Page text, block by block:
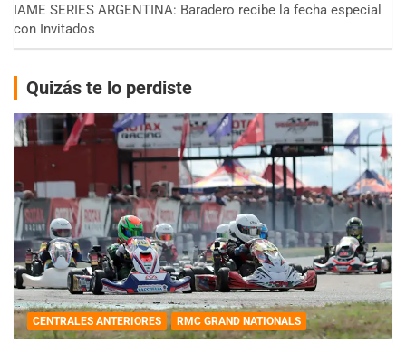
IAME SERIES ARGENTINA: Baradero recibe la fecha especial
con Invitados
Quizás te lo perdiste
CENTRALES ANTERIORES RMC GRAND NATIONALS